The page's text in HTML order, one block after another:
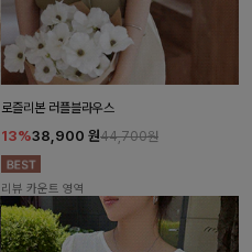
로즐리본 러플블라우스
13%38,900 원44,700원
리뷰 카운트 영역